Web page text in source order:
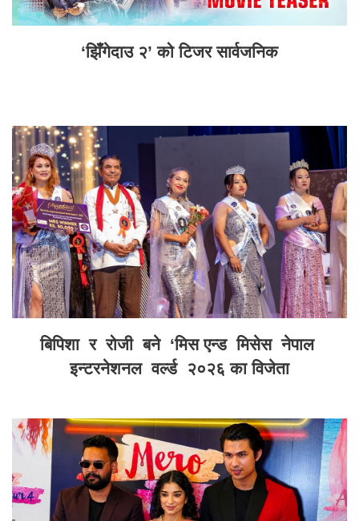
‘झिँगेदाउ २’ को टिजर सार्वजनिक
बिपिशा र रोजी बने ‘मिस एन्ड मिसेस नेपाल
इन्टरनेशनल वर्ल्ड २०२६ का विजेता